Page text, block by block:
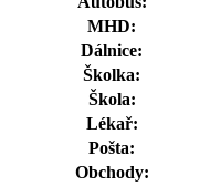
MHD:
Dálnice:
Školka:
Škola:
Lékař:
Pošta:
Obchody: